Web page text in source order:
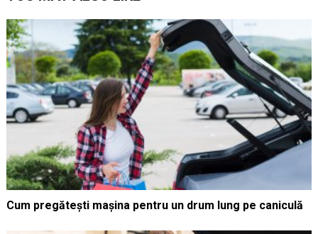
Cum pregătești mașina pentru un drum lung pe caniculă